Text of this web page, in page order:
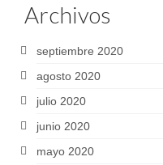
Archivos
septiembre 2020
agosto 2020
julio 2020
junio 2020
mayo 2020